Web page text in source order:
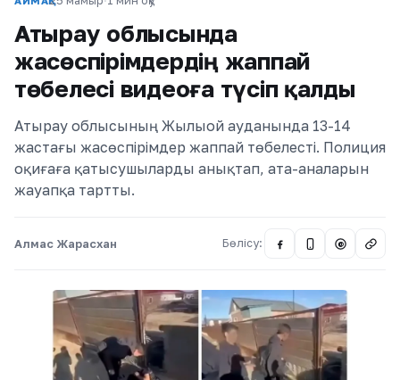
Атырау облысында
жасөспірімдердің жаппай
төбелесі видеоға түсіп қалды
Атырау облысының Жылыой ауданында 13-14
жастағы жасөспірімдер жаппай төбелесті. Полиция
оқиғаға қатысушыларды анықтап, ата-аналарын
жауапқа тартты.
Алмас Жарасхан Бөлісу: @